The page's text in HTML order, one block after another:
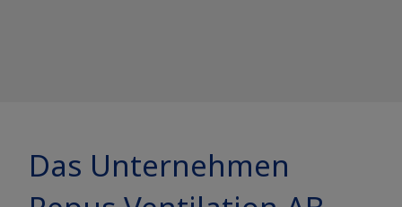
Das Unternehmen